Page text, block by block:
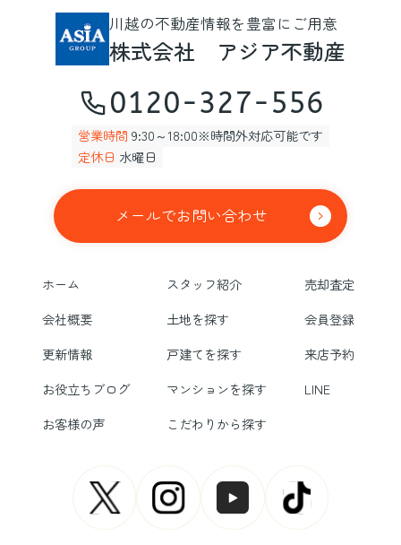
川越の不動産情報を豊富にご用意
株式会社 アジア不動産
0120-327-556
営業時間 9:30～18:00※時間外対応可能です
定休日 水曜日
メールでお問い合わせ
ホーム スタッフ紹介
売却査定
会社概要
土地を探す
会員登録
更新情報
戸建てを探す
来店予約
お役立ちブログ
マンションを探す
LINE
お客様の声
こだわりから探す